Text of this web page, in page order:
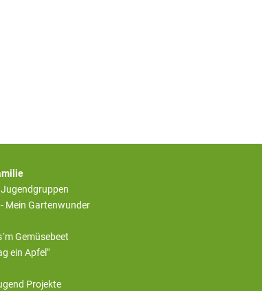
Mein Gartenwunder
Gemüsebeet
ein Apfel"
Projekte